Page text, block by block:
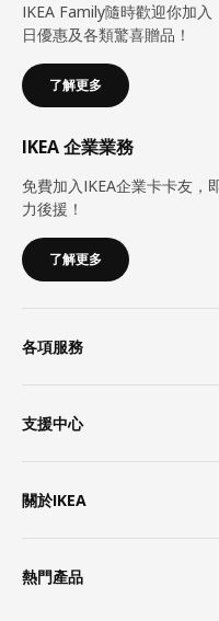
IKEA Family隨時歡迎你加
日優惠及各類驚喜贈品！
了解更多
IKEA 企業業務
免費加入IKEA企業卡卡友，
力後援！
了解更多
各項服務
支援中心
關於IKEA
熱門產品